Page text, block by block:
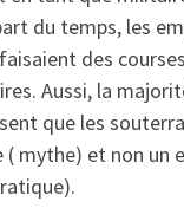
du temps, les
des
Aussi, la
que les
( mythe) et non un